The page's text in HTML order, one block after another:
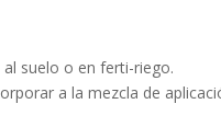
suelo o en ferti-riego.
a la mezcla de